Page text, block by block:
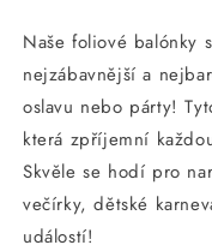
svatba
rodina
setkání
dekorace
hliníková
fólie
velmi
rychle
rodina
velmi
Naše foliové balónky
nejzábavnější a
oslavu nebo párty!
která zpříjemní
Skvěle se hodí pro
večírky, dětské
událostí!